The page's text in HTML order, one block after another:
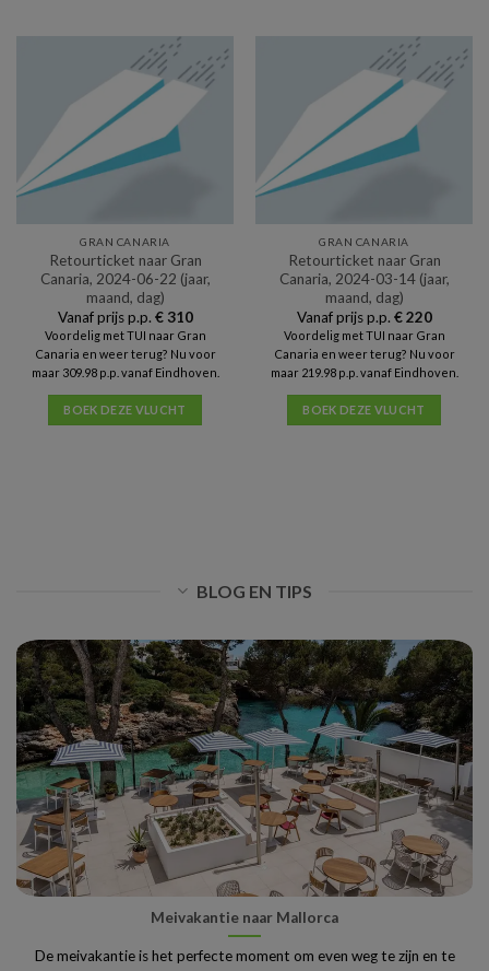
GRAN CANARIA
Retourticket naar Gran
Canaria, 2024-06-22 (jaar,
maand, dag)
Vanaf prijs p.p. €310
Voordelig met TUI naar Gran
Canaria en weer terug? Nu voor
maar 309.98 p.p. vanaf Eindhoven.
BOEK DEZE VLUCHT
GRAN CANARIA
Retourticket naar Gran
Canaria, 2024-03-14 (jaar,
maand, dag)
Vanaf prijs p.p. €220
Voordelig met TUI naar Gran
Canaria en weer terug? Nu voor
maar 219.98 p.p. vanaf Eindhoven.
BOEK DEZE VLUCHT
BLOG EN TIPS
Meivakantie naar Mallorca
De meivakantie is het perfecte moment om even weg te zijn en te